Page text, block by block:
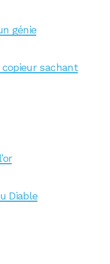
génie
sachant
Diable